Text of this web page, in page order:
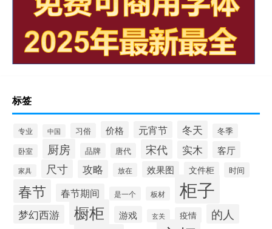
标签
专业 中国 习俗 价格 元宵节 冬天 冬季
卧室 厨房 品牌 唐代 宋代 实木 客厅
家具 尺寸 攻略 放在 效果图 文件柜 时间
春节 春节期间 是一个 板材 柜子
梦幻西游 橱柜 游戏 玄关 疫情 的人